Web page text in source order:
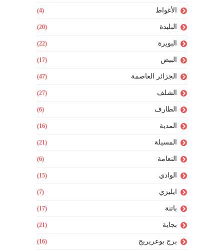
الأغواط (4)
البليدة (20)
البويرة (22)
البيض (17)
الجزائر العاصمة (47)
الشلف (27)
الطارف (6)
المدية (16)
المسيلة (21)
النعامة (6)
الوادي (15)
ايليزي (7)
باتنة (17)
بجاية (21)
برج بوعريريج (16)